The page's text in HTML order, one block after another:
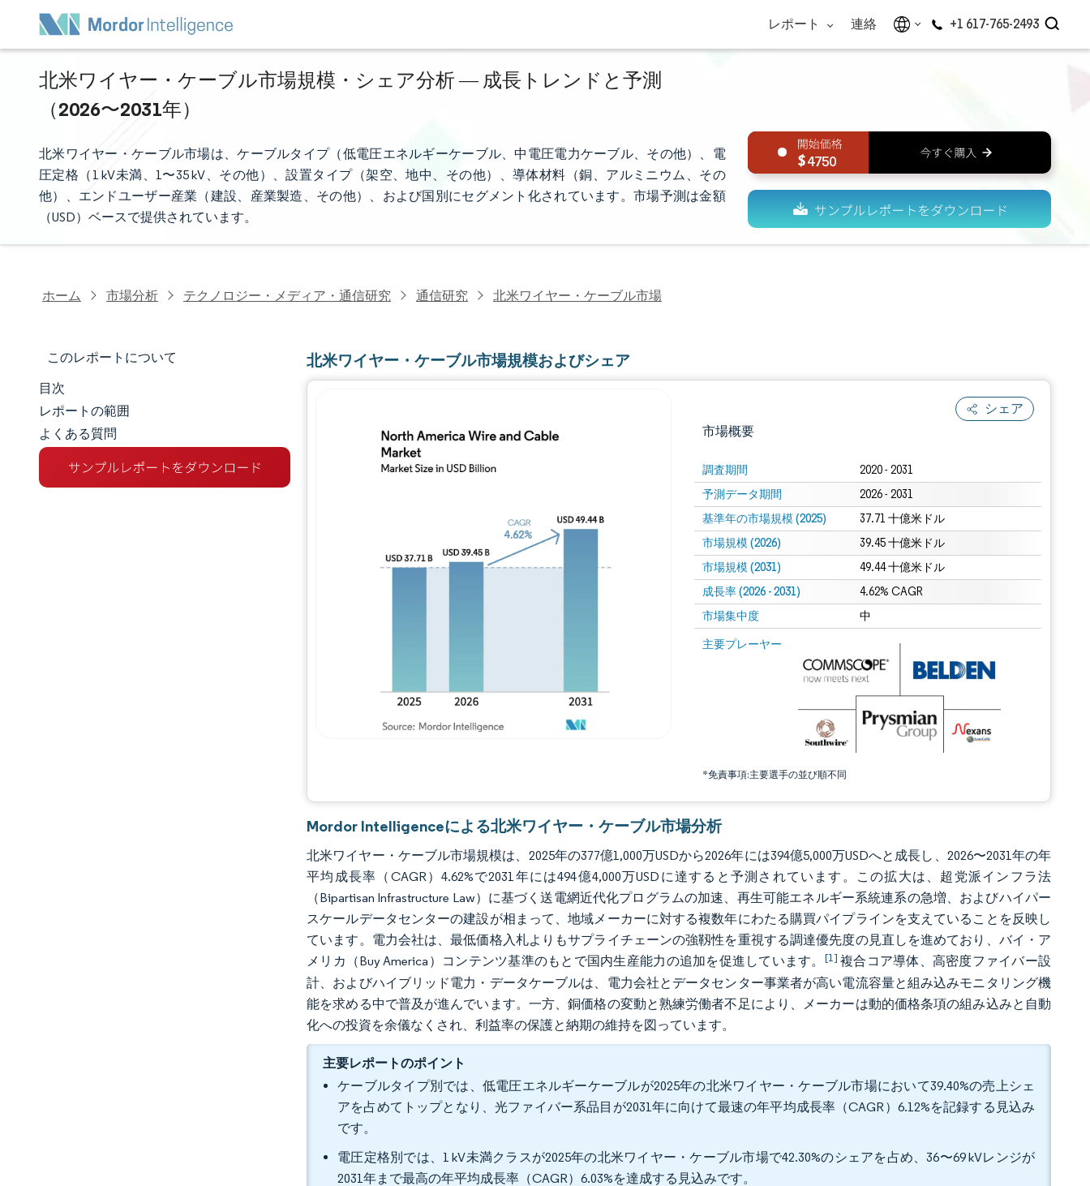
レポート 連絡 +1 617-765-2493
北米ワイヤー・ケーブル市場規模・シェア分析 ― 成長トレンドと予測
（2026〜2031年）
北米ワイヤー・ケーブル市場は、ケーブルタイプ（低電圧エネルギーケーブル、中電圧電力ケーブル、その他）、電
圧定格（1 kV未満、1〜35 kV、その他）、設置タイプ（架空、地中、その他）、導体材料（銅、アルミニウム、その
他）、エンドユーザー産業（建設、産業製造、その他）、および国別にセグメント化されています。市場予測は金額
（USD）ベースで提供されています。
4750
ホーム 市場分析 テクノロジー・メディア・通信研究 通信研究 北米ワイヤー・ケーブル市場
このレポートについて
市場規模とシェア
市場分析
トレンドとインサイト
目次
レポートの範囲
よくある質問
北米ワイヤー・ケーブル市場規模およびシェア
シェア
市場概要
調査期間 2020 - 2031
予測データ期間 2026 - 2031
基準年の市場規模 (2025) 37.71 十億米ドル
市場規模 (2026) 39.45 十億米ドル
市場規模 (2031) 49.44 十億米ドル
成長率 (2026 - 2031) 4.62% CAGR
市場集中度 中
主要プレーヤー
*免責事項:主要選手の並び順不同
画像 © Mordor Intelligence。再利用にはCC BY 4.0の表示が必要です。
画像 © Mordor Intelligence。再利用にはCC BY 4.0の表示が必要です。
Mordor Intelligenceによる北米ワイヤー・ケーブル市場分析
北米ワイヤー・ケーブル市場規模は、2025年の377億1,000万USDから2026年には394億5,000万USDへと成長し、2026〜2031年の年
平均成長率（CAGR）4.62%で2031年には494億4,000万USDに達すると予測されています。この拡大は、超党派インフラ法
（Bipartisan Infrastructure Law）に基づく送電網近代化プログラムの加速、再生可能エネルギー系統連系の急増、およびハイパー
スケールデータセンターの建設が相まって、地域メーカーに対する複数年にわたる購買パイプラインを支えていることを反映し
ています。電力会社は、最低価格入札よりもサプライチェーンの強靱性を重視する調達優先度の見直しを進めており、バイ・ア
メリカ（Buy America）コンテンツ基準のもとで国内生産能力の追加を促進しています。 [1] 複合コア導体、高密度ファイバー設
計、およびハイブリッド電力・データケーブルは、電力会社とデータセンター事業者が高い電流容量と組み込みモニタリング機
能を求める中で普及が進んでいます。一方、銅価格の変動と熟練労働者不足により、メーカーは動的価格条項の組み込みと自動
化への投資を余儀なくされ、利益率の保護と納期の維持を図っています。
主要レポートのポイント
ケーブルタイプ別では、低電圧エネルギーケーブルが2025年の北米ワイヤー・ケーブル市場において39.40%の売上シェ
アを占めてトップとなり、光ファイバー系品目が2031年に向けて最速の年平均成長率（CAGR）6.12%を記録する見込み
です。
電圧定格別では、1 kV未満クラスが2025年の北米ワイヤー・ケーブル市場で42.30%のシェアを占め、36〜69 kVレンジが
2031年まで最高の年平均成長率（CAGR）6.03%を達成する見込みです。